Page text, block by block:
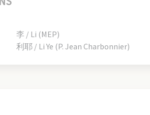
李 / Li (MEP)
利耶 / Li Ye (P. Jean Charbonnier)